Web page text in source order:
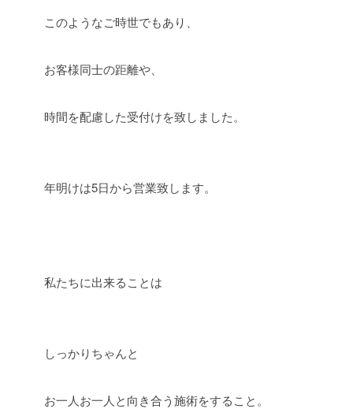
このようなご時世でもあり、
お客様同士の距離や、
時間を配慮した受付けを致しました。
年明けは5日から営業致します。
私たちに出来ることは
しっかりちゃんと
お一人お一人と向き合う施術をすること。